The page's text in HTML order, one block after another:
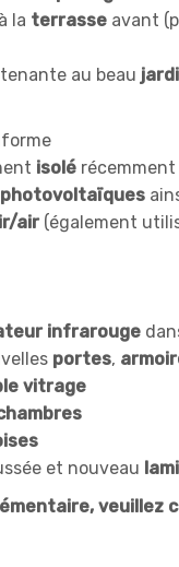
la terrasse avant
au beau
isolé récemment
air(également
infrarouge
portes,
vitrage
et nouveau
veuillez